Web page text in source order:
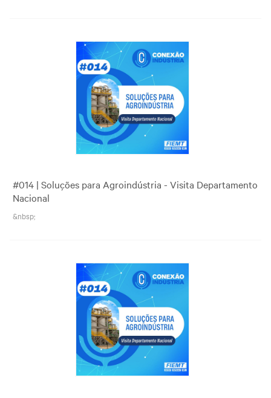
#014 | Soluções para Agroindústria - Visita Departamento
Nacional
&nbsp;